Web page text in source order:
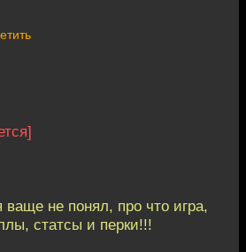
ваще не понял, про что игра,
статсы и перки!!!